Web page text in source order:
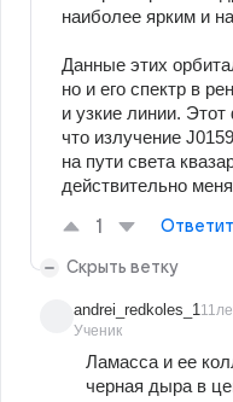
наиболее ярким и
Данные этих
но и его спектр в
и узкие линии.
что излучение
на пути света
действительно
1
Скрыть ветку
andrei_redkoles_1
Ученик
Ламасса и ее
черная дыра в